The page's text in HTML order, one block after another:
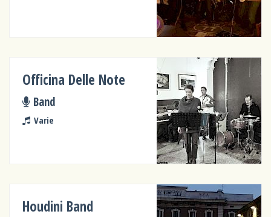
Officina Delle Note
Band
Varie
Houdini Band